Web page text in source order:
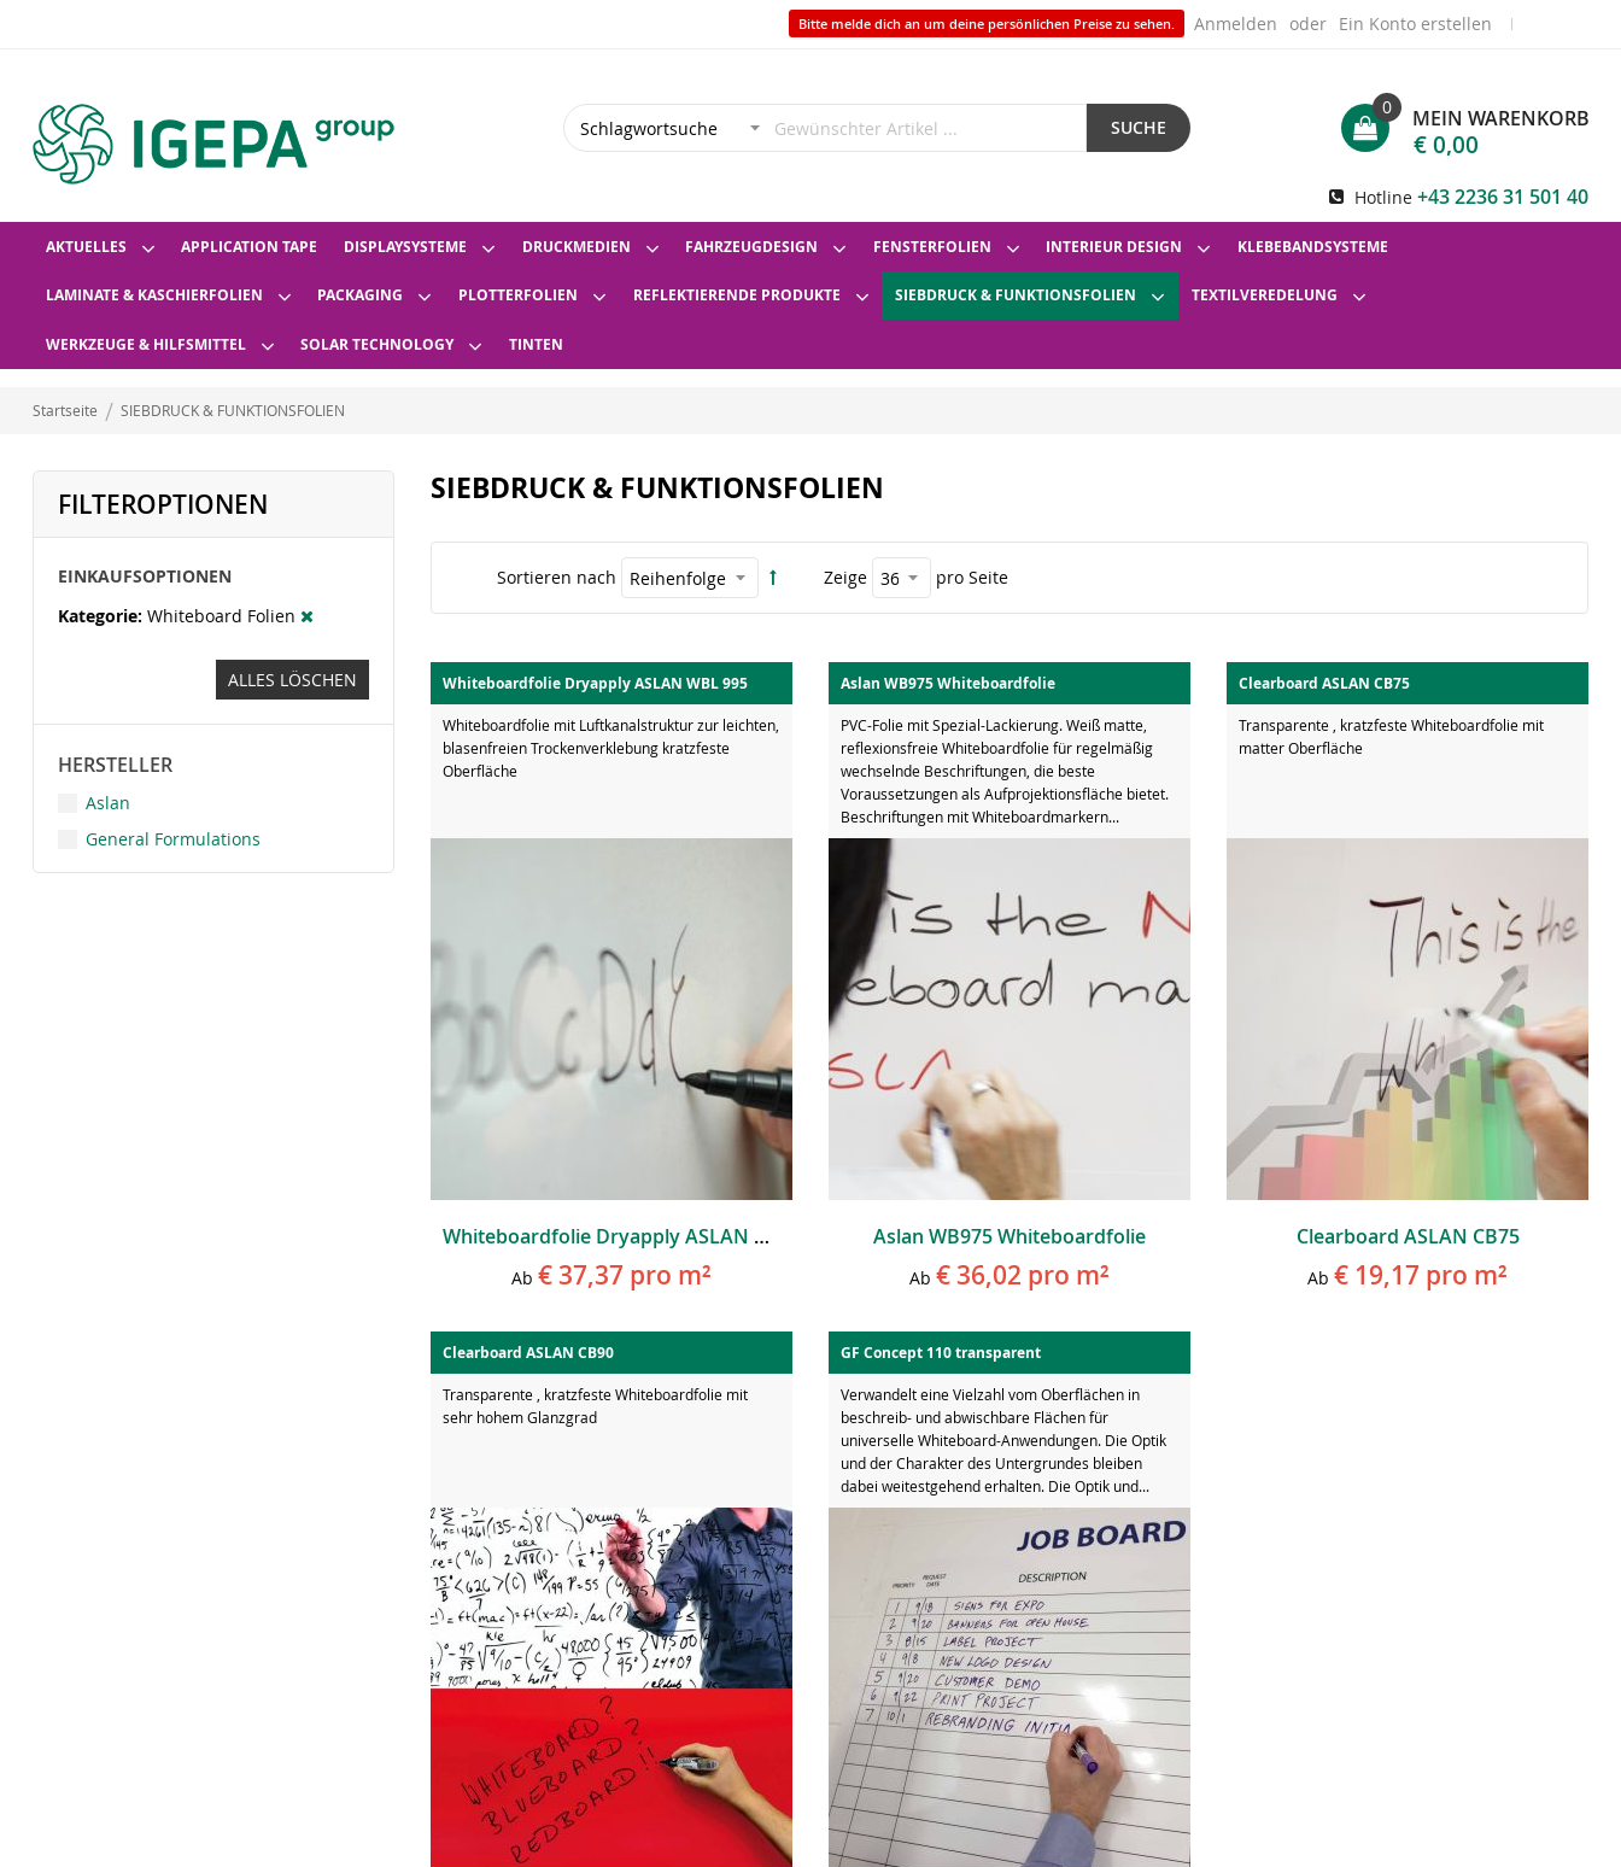
Bitte melde dich an um deine persönlichen Preise zu sehen. Anmelden Ein Konto erstellen
SUCHE MEIN WARENKORB
0
€ 0,00
Hotline +43 2236 31 501 40
AKTUELLES APPLICATION TAPE DISPLAYSYSTEME DRUCKMEDIEN FAHRZEUGDESIGN FENSTERFOLIEN INTERIEUR DESIGN KLEBEBANDSYSTEME
LAMINATE & KASCHIERFOLIEN PACKAGING PLOTTERFOLIEN REFLEKTIERENDE PRODUKTE SIEBDRUCK & FUNKTIONSFOLIEN TEXTILVEREDELUNG
WERKZEUGE & HILFSMITTEL SOLAR TECHNOLOGY TINTEN
Startseite SIEBDRUCK & FUNKTIONSFOLIEN
SIEBDRUCK & FUNKTIONSFOLIEN
Sortieren nach Zeige pro Seite
Whiteboardfolie Dryapply ASLAN WBL 995
Whiteboardfolie mit Luftkanalstruktur zur leichten,
blasenfreien Trockenverklebung kratzfeste
Oberfläche
Whiteboardfolie Dryapply ASLAN WBL 995
Ab € 37,37 pro m²
Aslan WB975 Whiteboardfolie
PVC-Folie mit Spezial-Lackierung. Weiß matte,
reflexionsfreie Whiteboardfolie für regelmäßig
wechselnde Beschriftungen, die beste
Voraussetzungen als Aufprojektionsfläche bietet.
Beschriftungen mit Whiteboardmarkern...
Aslan WB975 Whiteboardfolie
Ab € 36,02 pro m²
Clearboard ASLAN CB75
Transparente , kratzfeste Whiteboardfolie mit
matter Oberfläche
Clearboard ASLAN CB75
Ab € 19,17 pro m²
Clearboard ASLAN CB90
Transparente , kratzfeste Whiteboardfolie mit
sehr hohem Glanzgrad
GF Concept 110 transparent
Verwandelt eine Vielzahl vom Oberflächen in
beschreib- und abwischbare Flächen für
universelle Whiteboard-Anwendungen. Die Optik
und der Charakter des Untergrundes bleiben
dabei weitestgehend erhalten. Die Optik und...
FILTEROPTIONEN
EINKAUFSOPTIONEN
Kategorie Whiteboard Folien
ALLES LÖSCHEN
HERSTELLER
Aslan
General Formulations